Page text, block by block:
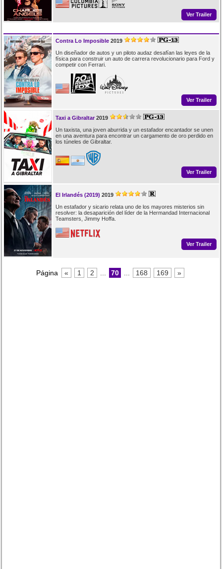
Ver Trailer
Contra Lo Imposible 2019
Un diseñador de autos y un piloto audaz desafían las leyes de la
física para construir un auto de carrera revolucionario para Ford y
competir con Ferrari.
Ver Trailer
Taxi a Gibraltar 2019
Un taxista, una joven aburrida y un estafador encantador se unen
en una aventura para encontrar un cargamento de oro perdido en
los túneles de Gibraltar.
Ver Trailer
El Irlandés (2019) 2019
Un estafador y sicario relata uno de los mayores misterios sin
resolver: la desaparición del líder de la Hermandad Internacional
Teamsters, Jimmy Hoffa.
Ver Trailer
Página « 1 2 70 168 169 »